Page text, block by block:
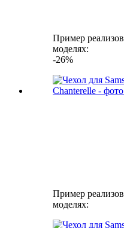
Пример
моделях:
-26%
Пример
моделях: